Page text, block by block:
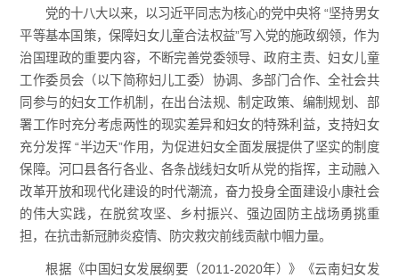
党的十八大以来，以习近平同志为核心的党中央将 “坚持男女
平等基本国策，保障妇女儿童合法权益”写入党的施政纲领，作为
治国理政的重要内容，不断完善党委领导、政府主责、妇女儿童
工作委员会（以下简称妇儿工委）协调、多部门合作、全社会共
同参与的妇女工作机制，在出台法规、制定政策、编制规划、部
署工作时充分考虑两性的现实差异和妇女的特殊利益，支持妇女
充分发挥 “半边天”作用，为促进妇女全面发展提供了坚实的制度
保障。河口县各行各业、各条战线妇女听从党的指挥，主动融入
改革开放和现代化建设的时代潮流，奋力投身全面建设小康社会
的伟大实践，在脱贫攻坚、乡村振兴、强边固防主战场勇挑重
担，在抗击新冠肺炎疫情、防灾救灾前线贡献巾帼力量。
根据《中国妇女发展纲要（2011-2020年）》《云南妇女发